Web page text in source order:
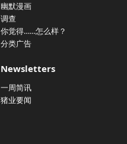
幽默漫画
调查
你觉得……怎么样？
分类广告
Newsletters
一周简讯
猪业要闻